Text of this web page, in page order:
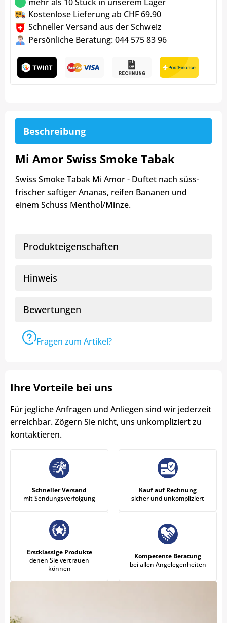
Kostenlose Lieferung ab CHF 69.90
Schneller Versand aus der Schweiz
Persönliche Beratung: 044 575 83 96
Beschreibung
Mi Amor Swiss Smoke Tabak
Swiss Smoke Tabak Mi Amor - Duftet nach süss-
frischer saftiger Ananas, reifen Bananen und
einem Schuss Menthol/Minze.
Produkteigenschaften
Hinweis
Bewertungen
Fragen zum Artikel?
Ihre Vorteile bei uns
Für jegliche Anfragen und Anliegen sind wir jederzeit
erreichbar. Zögern Sie nicht, uns unkompliziert zu
kontaktieren.
Schneller Versand
mit Sendungsverfolgung
Kauf auf Rechnung
sicher und unkompliziert
Erstklassige Produkte
denen Sie vertrauen
können
Kompetente Beratung
bei allen Angelegenheiten